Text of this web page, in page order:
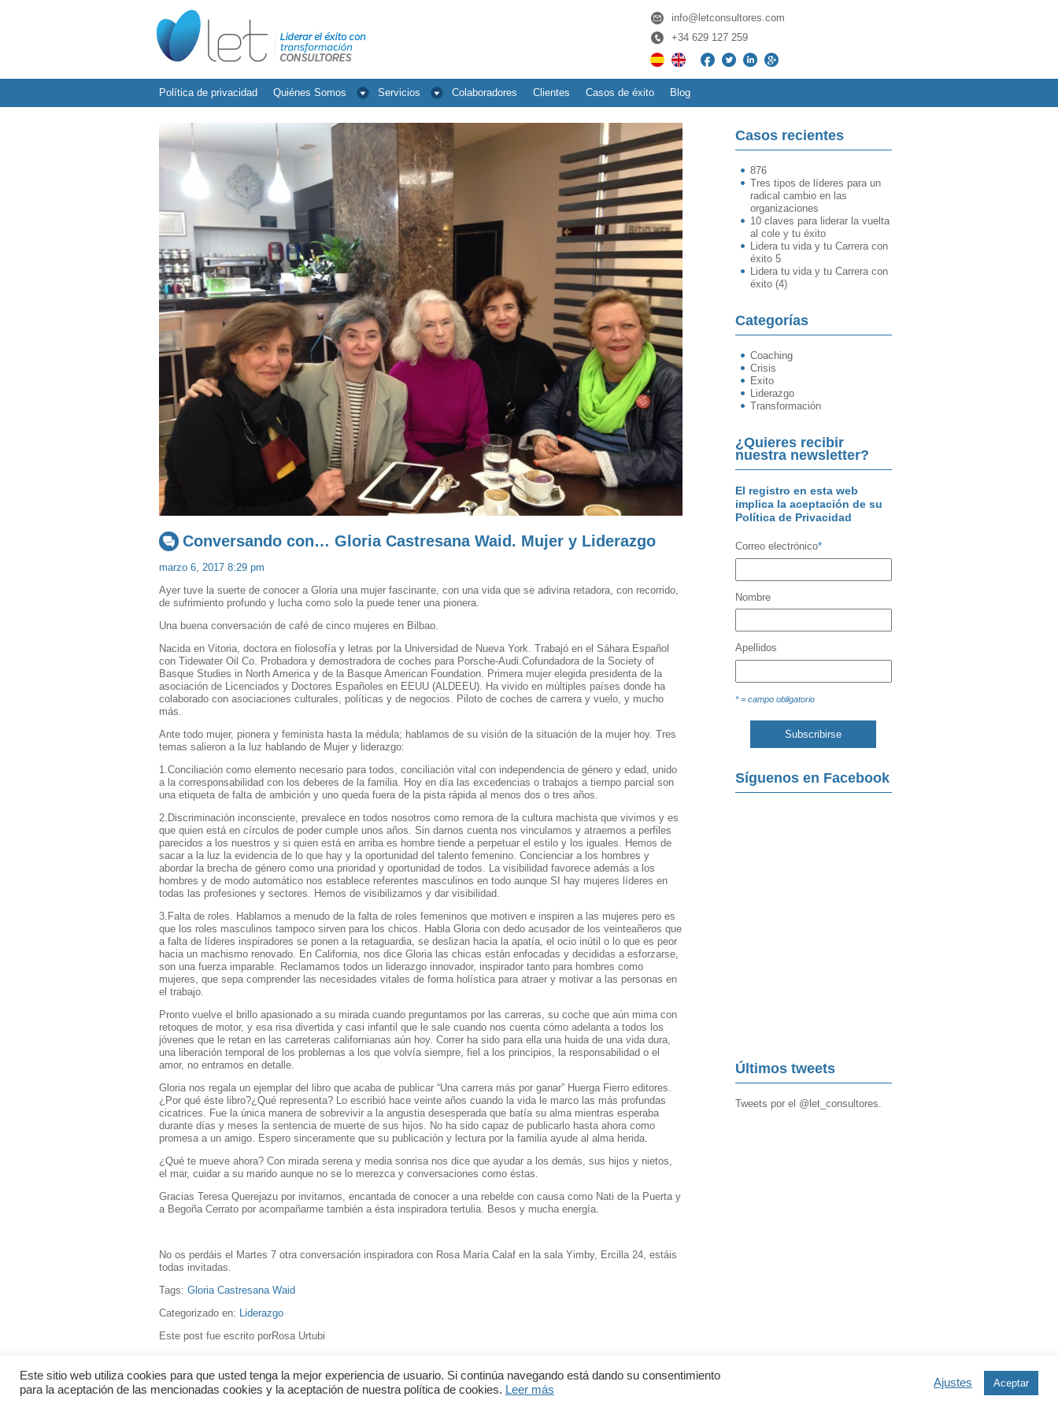
info@letconsultores.com
+34­ 629­ 127­ 259
Política de privacidad Quiénes Somos Servicios Colaboradores Clientes Casos de éxito Blog
Conversando con… Gloria Castresana Waid. Mujer y Liderazgo
marzo 6, 2017 8:29 pm
Ayer tuve la suerte de conocer a Gloria una mujer fascinante, con una vida que se adivina retadora, con recorrido,
de sufrimiento profundo y lucha como solo la puede tener una pionera.
Una buena conversación de café de cinco mujeres en Bilbao.
Nacida en Vitoria, doctora en fiolosofía y letras por la Universidad de Nueva York. Trabajó en el Sáhara Español
con Tidewater Oil Co. Probadora y demostradora de coches para Porsche-Audi.Cofundadora de la Society of
Basque Studies in North America y de la Basque American Foundation. Primera mujer elegida presidenta de la
asociación de Licenciados y Doctores Españoles en EEUU (ALDEEU). Ha vivido en múltiples países donde ha
colaborado con asociaciones culturales, políticas y de negocios. Piloto de coches de carrera y vuelo, y mucho
más.
Ante todo mujer, pionera y feminista hasta la médula; hablamos de su visión de la situación de la mujer hoy. Tres
temas salieron a la luz hablando de Mujer y liderazgo:
1.Conciliación como elemento necesario para todos, conciliación vital con independencia de género y edad, unido
a la corresponsabilidad con los deberes de la familia. Hoy en día las excedencias o trabajos a tiempo parcial son
una etiqueta de falta de ambición y uno queda fuera de la pista rápida al menos dos o tres años.
2.Discriminación inconsciente, prevalece en todos nosotros como remora de la cultura machista que vivimos y es
que quien está en círculos de poder cumple unos años. Sin darnos cuenta nos vinculamos y atraemos a perfiles
parecidos a los nuestros y si quien está en arriba es hombre tiende a perpetuar el estilo y los iguales. Hemos de
sacar a la luz la evidencia de lo que hay y la oportunidad del talento femenino. Concienciar a los hombres y
abordar la brecha de género como una prioridad y oportunidad de todos. La visibilidad favorece además a los
hombres y de modo automático nos establece referentes masculinos en todo aunque SI hay mujeres líderes en
todas las profesiones y sectores. Hemos de visibilizarnos y dar visibilidad.
3.Falta de roles. Hablamos a menudo de la falta de roles femeninos que motiven e inspiren a las mujeres pero es
que los roles masculinos tampoco sirven para los chicos. Habla Gloria con dedo acusador de los veinteañeros que
a falta de líderes inspiradores se ponen a la retaguardia, se deslizan hacia la apatía, el ocio inútil o lo que es peor
hacia un machismo renovado. En California, nos dice Gloria las chicas están enfocadas y decididas a esforzarse,
son una fuerza imparable. Reclamamos todos un liderazgo innovador, inspirador tanto para hombres como
mujeres, que sepa comprender las necesidades vitales de forma holística para atraer y motivar a las personas en
el trabajo.
Pronto vuelve el brillo apasionado a su mirada cuando preguntamos por las carreras, su coche que aún mima con
retoques de motor, y esa risa divertida y casi infantil que le sale cuando nos cuenta cómo adelanta a todos los
jóvenes que le retan en las carreteras californianas aún hoy. Correr ha sido para ella una huida de una vida dura,
una liberación temporal de los problemas a los que volvía siempre, fiel a los principios, la responsabilidad o el
amor, no entramos en detalle.
Gloria nos regala un ejemplar del libro que acaba de publicar “Una carrera más por ganar” Huerga Fierro editores.
¿Por qué éste libro?¿Qué representa? Lo escribió hace veinte años cuando la vida le marco las más profundas
cicatrices. Fue la única manera de sobrevivir a la angustia desesperada que batía su alma mientras esperaba
durante días y meses la sentencia de muerte de sus hijos. No ha sido capaz de publicarlo hasta ahora como
promesa a un amigo. Espero sinceramente que su publicación y lectura por la familia ayude al alma herida.
¿Qué te mueve ahora? Con mirada serena y media sonrisa nos dice que ayudar a los demás, sus hijos y nietos,
el mar, cuidar a su marido aunque no se lo merezca y conversaciones como éstas.
Gracias Teresa Querejazu por invitarnos, encantada de conocer a una rebelde con causa como Nati de la Puerta y
a Begoña Cerrato por acompañarme también a ésta inspiradora tertulia. Besos y mucha energía.
No os perdáis el Martes 7 otra conversación inspiradora con Rosa María Calaf en la sala Yimby, Ercilla 24, estáis
todas invitadas.
Tags: Gloria Castresana Waid
Categorizado en: Liderazgo
Este post fue escrito porRosa Urtubi
Casos recientes
876
Tres tipos de líderes para un
radical cambio en las
organizaciones
10 claves para liderar la vuelta
al cole y tu éxito
Lidera tu vida y tu Carrera con
éxito 5
Lidera tu vida y tu Carrera con
éxito (4)
Categorías
Coaching
Crisis
Exito
Liderazgo
Transformación
¿Quieres recibir
nuestra newsletter?
El registro en esta web
implica la aceptación de su
Política de Privacidad
Correo electrónico*
Nombre
Apellidos
* = campo obligatorio
Síguenos en Facebook
Últimos tweets
Tweets por el @let_consultores.
info@letconsultores.com +34­ 629­ 127­ 259 Aviso Legal
Este sitio web utiliza cookies para que usted tenga la mejor experiencia de usuario. Si continúa navegando está dando su consentimiento
para la aceptación de las mencionadas cookies y la aceptación de nuestra política de cookies. Leer más
Ajustes Aceptar